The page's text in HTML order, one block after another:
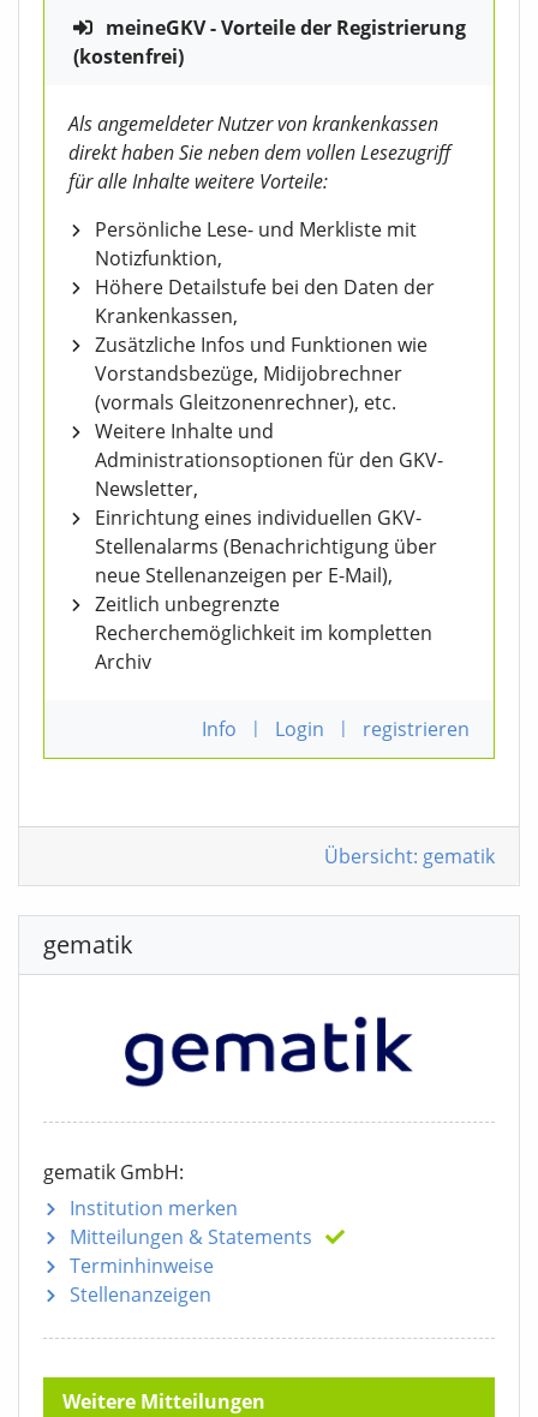
meineGKV - Vorteile der Registrierung
(kostenfrei)
Als angemeldeter Nutzer von krankenkassen
direkt haben Sie neben dem vollen Lesezugriff
für alle Inhalte weitere Vorteile:
Persönliche Lese- und Merkliste mit
Notizfunktion,
Höhere Detailstufe bei den Daten der
Krankenkassen,
Zusätzliche Infos und Funktionen wie
Vorstandsbezüge, Midijobrechner
(vormals Gleitzonenrechner), etc.
Weitere Inhalte und
Administrationsoptionen für den GKV-
Newsletter,
Einrichtung eines individuellen GKV-
Stellenalarms (Benachrichtigung über
neue Stellenanzeigen per E-Mail),
Zeitlich unbegrenzte
Recherchemöglichkeit im kompletten
Archiv
Info | Login | registrieren
Übersicht: gematik
gematik
gematik GmbH:
Institution merken
Mitteilungen & Statements
Terminhinweise
Stellenanzeigen
Weitere Mitteilungen